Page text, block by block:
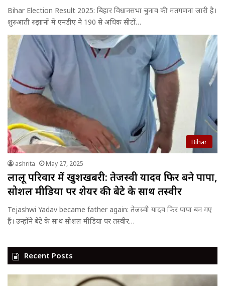
Bihar Election Result 2025: बिहार विधानसभा चुनाव की मतगणना जारी है।
शुरुआती रुझानों में एनडीए ने 190 से अधिक सीटों…
Bihar
ashrita May 27, 2025
लालू परिवार में खुशखबरी: तेजस्वी यादव फिर बने पापा,
सोशल मीडिया पर शेयर की बेटे के साथ तस्वीर
Tejashwi Yadav became father again: तेजस्वी यादव फिर पापा बन गए
हैं। उन्होंने बेटे के साथ सोशल मीडिया पर तस्वीर…
Recent Posts